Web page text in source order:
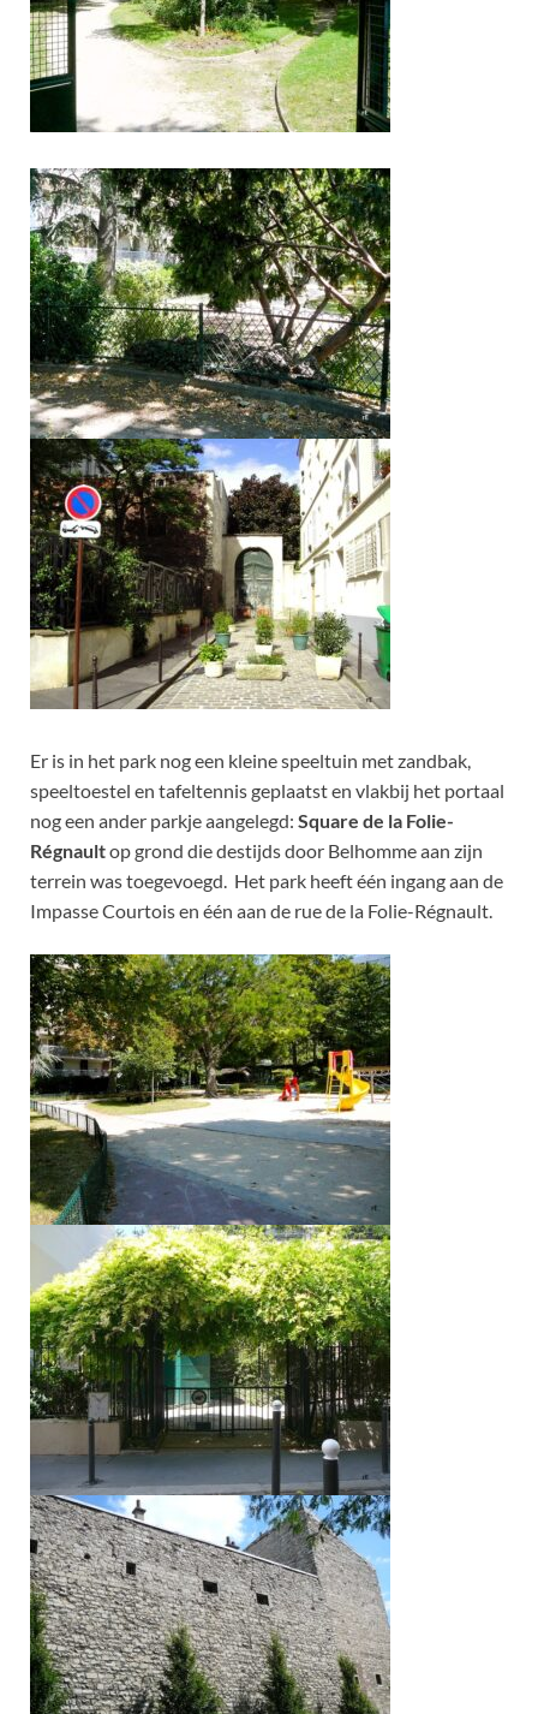
Er is in het park nog een kleine speeltuin met zandbak,
speeltoestel en tafeltennis geplaatst en vlakbij het portaal
nog een ander parkje aangelegd: Square de la Folie-
Régnaultop grond die destijds door Belhomme aan zijn
terrein was toegevoegd. Het park heeft één ingang aan de
Impasse Courtois en één aan de rue de la Folie-Régnault.